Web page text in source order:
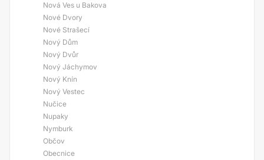
Nová Ves u Bakova
Nové Dvory
Nové Strašecí
Nový Dům
Nový Dvůr
Nový Jáchymov
Nový Knín
Nový Vestec
Nučice
Nupaky
Nymburk
Občov
Obecnice